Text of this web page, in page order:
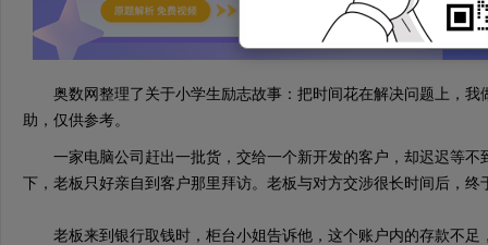
奥数网整理了关于小学生励志故事：把时间花在解决问题上，我
助，仅供参考。
一家电脑公司赶出一批货，交给一个新开发的客户，却迟迟等不
下，老板只好亲自到客户那里拜访。老板与对方交涉很长时间后，终
老板来到银行取钱时，柜台小姐告诉他，这个账户内的存款不足